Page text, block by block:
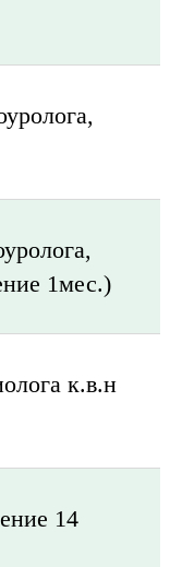
1мес.)
к.в.н
14